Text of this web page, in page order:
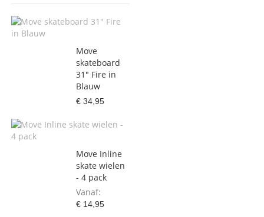
Move
skateboard
31" Fire in
Blauw
€ 34,95
Move Inline
skate wielen
- 4 pack
Vanaf
€ 14,95